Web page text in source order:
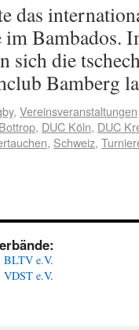
das
Bambados.
sich die
Bamberg
, Vereinsveranstaltungen
, DUC Köln, DUC
, Schweiz,
BLTV e.V.
VDST e.V.